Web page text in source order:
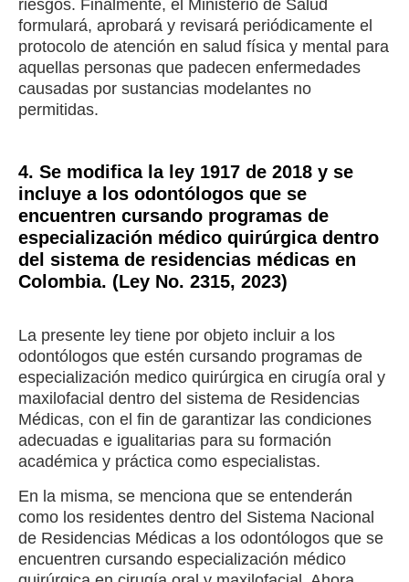
riesgos. Finalmente, el Ministerio de Salud
formulará, aprobará y revisará periódicamente el
protocolo de atención en salud física y mental para
aquellas personas que padecen enfermedades
causadas por sustancias modelantes no
permitidas.
4. Se modifica la ley 1917 de 2018 y se
incluye a los odontólogos que se
encuentren cursando programas de
especialización médico quirúrgica dentro
del sistema de residencias médicas en
Colombia. (Ley No. 2315, 2023)
La presente ley tiene por objeto incluir a los
odontólogos que estén cursando programas de
especialización medico quirúrgica en cirugía oral y
maxilofacial dentro del sistema de Residencias
Médicas, con el fin de garantizar las condiciones
adecuadas e igualitarias para su formación
académica y práctica como especialistas.
En la misma, se menciona que se entenderán
como los residentes dentro del Sistema Nacional
de Residencias Médicas a los odontólogos que se
encuentren cursando especialización médico